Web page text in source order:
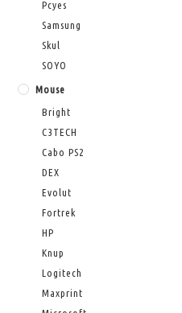
Pcyes
Samsung
Skul
SOYO
Mouse
Bright
C3TECH
Cabo PS2
DEX
Evolut
Fortrek
HP
Knup
Logitech
Maxprint